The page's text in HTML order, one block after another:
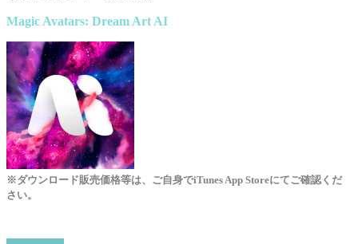
Magic Avatars: Dream Art AI
※ダウンロード販売価格等は、ご自身でiTunes App Storeにてご確認くだ
さい。